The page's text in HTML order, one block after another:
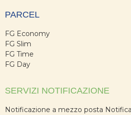
PARCEL
FG Economy
FG Slim
FG Time
FG Day
SERVIZI NOTIFICAZIONE
Notificazione a mezzo posta